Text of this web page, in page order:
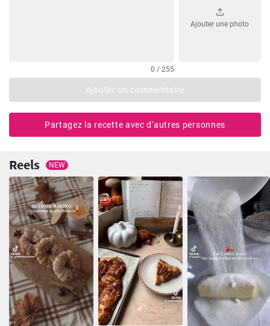
0 / 255
Ajouter une photo
Ajouter un commentaire
Partagez la recette avec d'autres personnes
Reels NEW